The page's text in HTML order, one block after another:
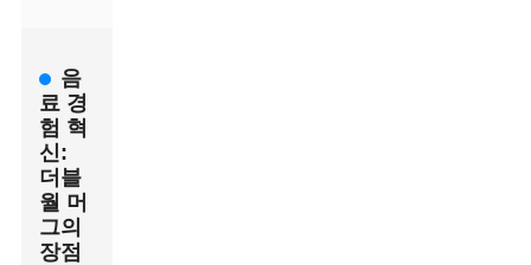
음
료 경
험 혁
신:
더블
월 머
그의
장점